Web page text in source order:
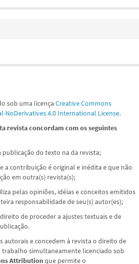
sob uma licençaCreative Commons
NoDerivatives 4.0 International License.
revista concordam com os seguintes
publicação do texto na da revista;
a contribuição é original e inédita e que não
em outra(s) revista(s);
pelas opiniões, idéias e conceitos emitidos
responsabilidade de seu(s) autor(es);
de proceder a ajustes textuais e de
autorais e concedem à revista o direito de
simultaneamente licenciado sob
Attributionque permite o